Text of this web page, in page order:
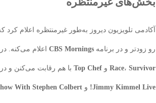
آکادمی تلویزیون دیروز به‌طور غیرمنتظره اعلام کرد
رو زودتر و در برنامه CBS Mornings اعلام می‌کنه.
Race، Survivor و با هم رقابت می‌کنن و
Jimmy Kimmel Live! و With Stephen Colbert